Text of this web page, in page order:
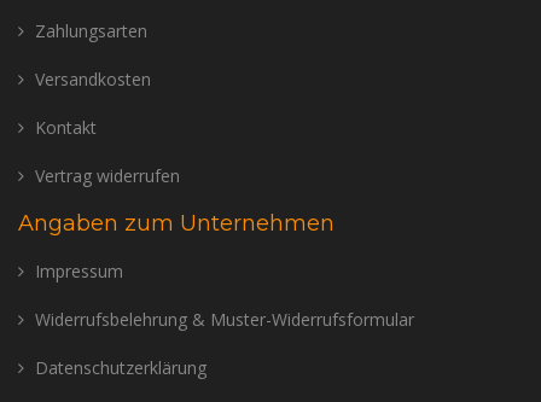
Zahlungsarten
Versandkosten
Kontakt
Vertrag widerrufen
Angaben zum Unternehmen
Impressum
Widerrufsbelehrung & Muster-Widerrufsformular
Datenschutzerklärung